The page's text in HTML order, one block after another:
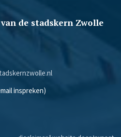
de stadskern Zwolle
inspreken)